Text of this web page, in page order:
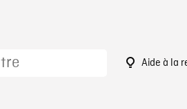
Aide à la